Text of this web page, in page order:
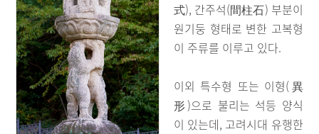
式), 간주석(間柱石) 부분이
원기둥 형태로 변한 고복형
이 주류를 이루고 있다.
이외 특수형 또는 이형(異
形)으로 불리는 석등 양식
이 있는데, 고려시대 유행한